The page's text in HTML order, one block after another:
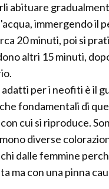
abituare
immergendo il
20 minuti, poi si
altri 15 minuti,
per i neofiti è il
fondamentali di
cui si riproduce.
diverse
dalle femmine
ma con una pinna